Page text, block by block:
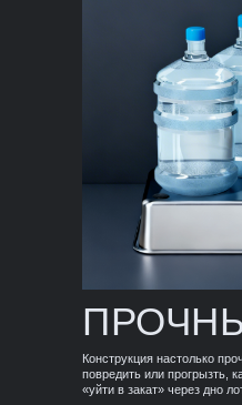
Конструкция настолько
повредить или прогрызть,
«уйти в закат» через дно